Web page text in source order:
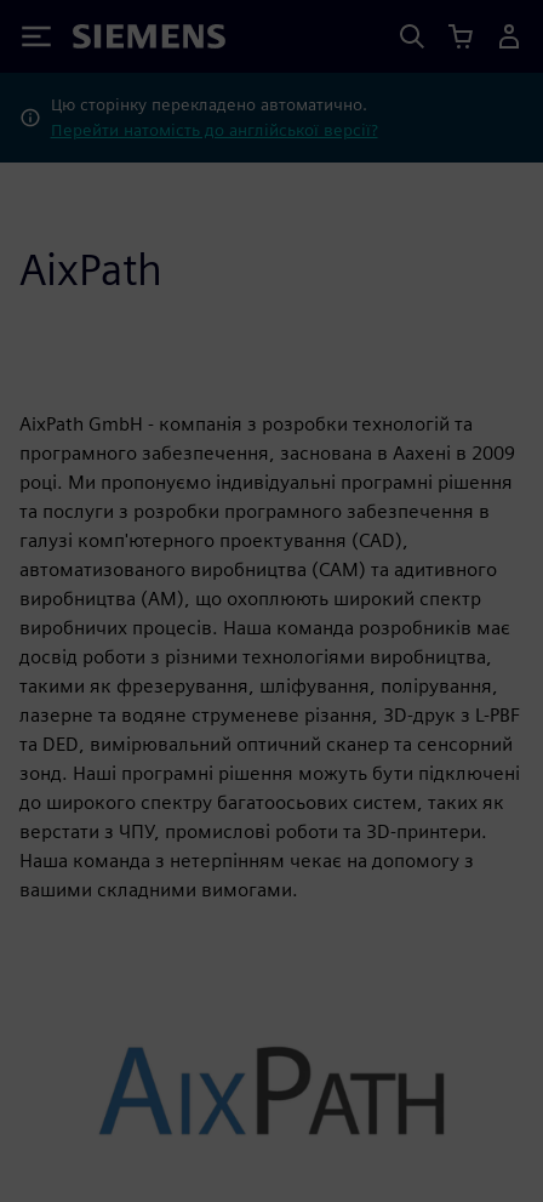
Siemens
Цю сторінку перекладено автоматично.
Перейти натомість до англійської версії?
AixPath
AixPath GmbH - компанія з розробки технологій та
програмного забезпечення, заснована в Аахені в 2009
році. Ми пропонуємо індивідуальні програмні рішення
та послуги з розробки програмного забезпечення в
галузі комп'ютерного проектування (CAD),
автоматизованого виробництва (CAM) та адитивного
виробництва (AM), що охоплюють широкий спектр
виробничих процесів. Наша команда розробників має
досвід роботи з різними технологіями виробництва,
такими як фрезерування, шліфування, полірування,
лазерне та водяне струменеве різання, 3D-друк з L-PBF
та DED, вимірювальний оптичний сканер та сенсорний
зонд. Наші програмні рішення можуть бути підключені
до широкого спектру багатоосьових систем, таких як
верстати з ЧПУ, промислові роботи та 3D-принтери.
Наша команда з нетерпінням чекає на допомогу з
вашими складними вимогами.